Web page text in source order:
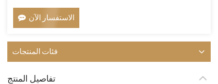
الاستفسار الآن
فئات المنتجات
تفاصيل المنتج